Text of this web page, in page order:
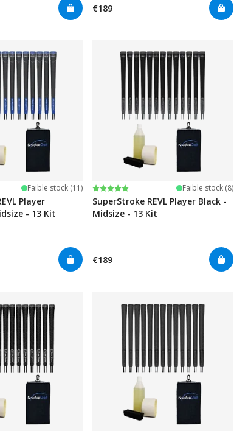
€189
Faible stock (11)
Player
- 13 Kit
Note:
5.0 sur 5 étoiles Faible stock (8)
SuperStroke REVL Player Black -
Midsize - 13 Kit
€189